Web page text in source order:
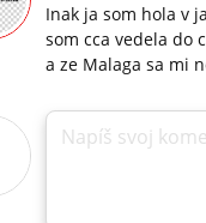
Inak ja som hola v
som cca vedela do
a ze Malaga sa mi
Napíš svoj